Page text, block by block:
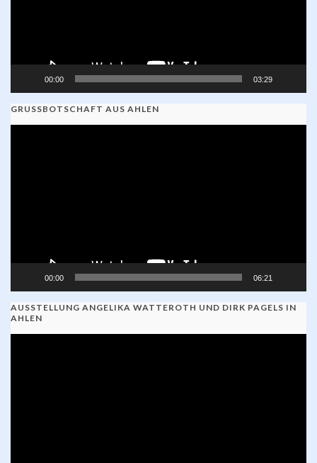
00:00 03:29
GRUSSBOTSCHAFT AUS AHLEN
00:00 06:21
AUSSTELLUNG ANGELIKA WATTEROTH UND DIRK PAGELS IN
AHLEN